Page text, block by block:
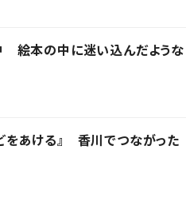
絵本の中に迷い込んだような
をあける』 香川でつながった